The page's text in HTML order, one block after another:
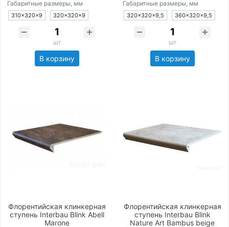
Габаритные размеры, мм
310×320×9 320×320×9
шт
В корзину
Габаритные размеры, мм
320×320×9,5 360×320×9,5
шт
В корзину
Флорентийская клинкерная
ступень Interbau Blink Abell
Marone
Флорентийская клинкерная
ступень Interbau Blink
Nature Art Bambus beige